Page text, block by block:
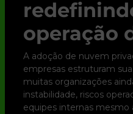
operação
A adoção de nuvem
empresas estruturam
muitas organizações
instabilidade, riscos
equipes internas mesmo